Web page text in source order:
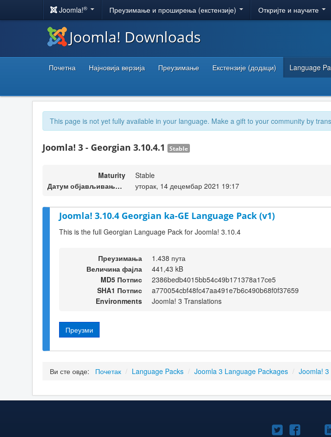
Joomla!® Преузимање и проширења (екстензије) Откријте и научите
Joomla! Downloads
Почетна Најновија верзија Преузимање Екстензије (додаци) Language
This page is not yet fully available in your language. Make a gift to your community by
Joomla! 3 - Georgian 3.10.4.1 Stable
Maturity
Stable
Датум објављивања верзије
уторак, 14 децембар 2021 19:17
Joomla! 3.10.4 Georgian ka-GE Language Pack (v1)
This is the full Georgian Language Pack for Joomla! 3.10.4
Преузимања
1.438 пута
Величина фајла
441,43 kB
MD5 Потпис
2386bedb4015bb54c49b171378a17ce5
SHA1 Потпис
a770054cbf48fc47aa491e7b6c490b68f0f37659
Environments
Joomla! 3 Translations
Преузми
Ви сте овде: Почетак / Language Packs / Joomla 3 Language Packages / Joomla!
Joomla!